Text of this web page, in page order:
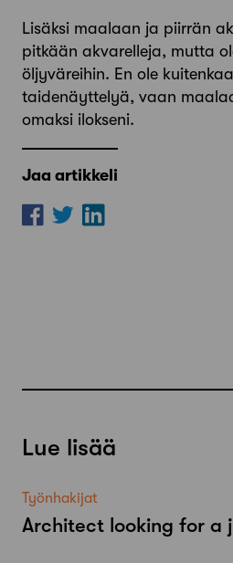
Lisäksi maalaan ja piirrän
pitkään akvarelleja, mutta
öljyväreihin. En ole
taidenäyttelyä, vaan
omaksi ilokseni.
Jaa artikkeli
Lue lisää
Työnhakijat
Architect looking for a